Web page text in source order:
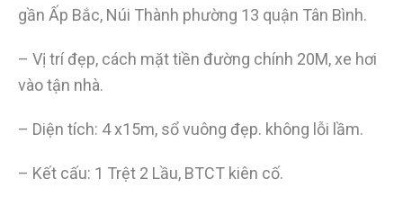
gần Ấp Bắc, Núi Thành phường 13 quận Tân Bình.
– Vị trí đẹp, cách mặt tiền đường chính 20M, xe hơi
vào tận nhà.
– Diện tích: 4 x15m, sổ vuông đẹp. không lỗi lầm.
– Kết cấu: 1 Trệt 2 Lầu, BTCT kiên cố.